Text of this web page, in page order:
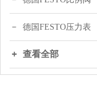
德国FESTO压力表
查看全部